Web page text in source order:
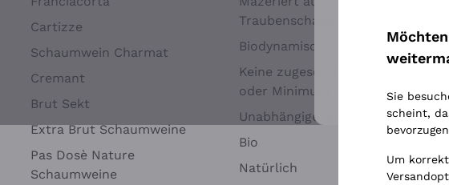
Cartizze
Schaumwein Charmat
Cremant
Brut Sekt
Extra Brut Schaumweine
Pas Dosè Nature
Schaumweine
Traubenschalen
Biodynamisch
Keine zugesetzten Sulfite
oder Minimum
Unabhängige Weinbauern
Bio
Natürlich
Weitere
Sie
scheint,
Um